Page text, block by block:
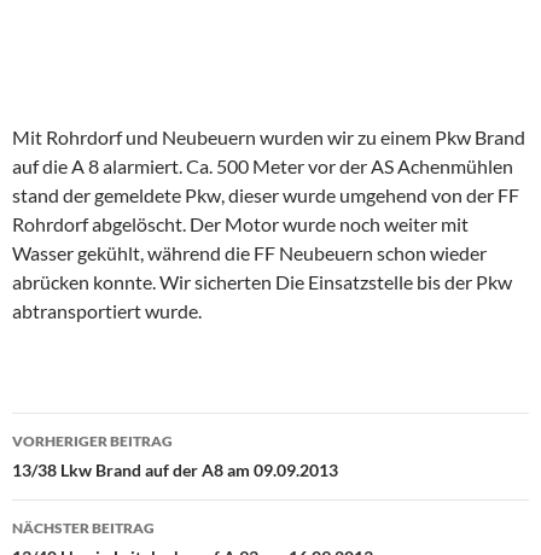
Mit Rohrdorf und Neubeuern wurden wir zu einem Pkw Brand
auf die A 8 alarmiert. Ca. 500 Meter vor der AS Achenmühlen
stand der gemeldete Pkw, dieser wurde umgehend von der FF
Rohrdorf abgelöscht. Der Motor wurde noch weiter mit
Wasser gekühlt, während die FF Neubeuern schon wieder
abrücken konnte. Wir sicherten Die Einsatzstelle bis der Pkw
abtransportiert wurde.
Beitragsnavigation
VORHERIGER BEITRAG
13/38 Lkw Brand auf der A8 am 09.09.2013
NÄCHSTER BEITRAG